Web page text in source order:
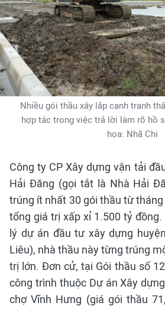
Nhiều gói thầu xây lắp cạnh tranh
hợp tác trong việc trả lời làm rõ hồ
họa: Nhã Chi
Công ty CP Xây dựng vận tải
Hải Đăng (gọi tắt là Nhà Hải
trúng ít nhất 30 gói thầu từ
tổng giá trị xấp xỉ 1.500 tỷ đồng.
lý dự án đầu tư xây dựng
Liêu), nhà thầu này từng trúng
trị lớn. Đơn cử, tại Gói thầu số
công trình thuộc Dự án Xây
chợ Vĩnh Hưng (giá gói thầu